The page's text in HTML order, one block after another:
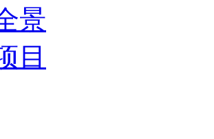
景
目